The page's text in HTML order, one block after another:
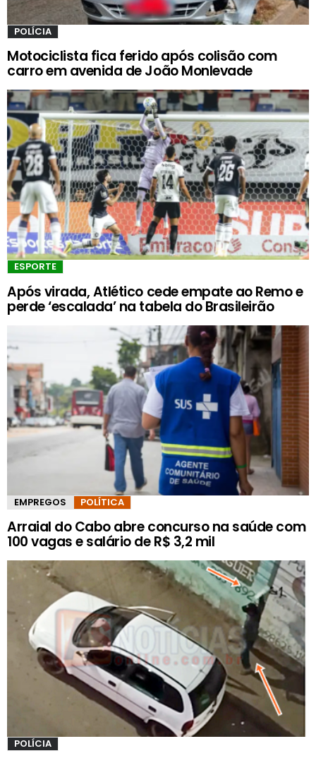
POLÍCIA
Motociclista fica ferido após colisão com
carro em avenida de João Monlevade
ESPORTE
Após virada, Atlético cede empate ao Remo e
perde ‘escalada’ na tabela do Brasileirão
EMPREGOS POLÍTICA
Arraial do Cabo abre concurso na saúde com
100 vagas e salário de R$ 3,2 mil
POLÍCIA